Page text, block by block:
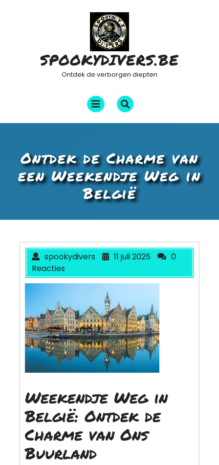
SPOOKYDIVERS.BE
Ontdek de verborgen diepten
Menu
openen
Ontdek de Charme van
een Weekendje Weg in
België
spookydivers 11 juli 2025
0
Reacties
Weekendje Weg in
België: Ontdek de
Charme van Ons
Buurland